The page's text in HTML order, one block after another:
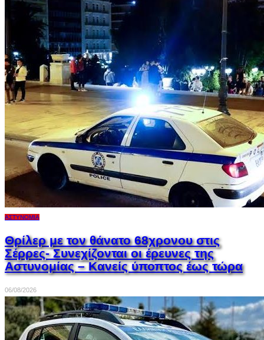
ΑΣΤΥΝΟΜΊΑ
Θρίλερ με τον θάνατο 68χρονου στις
Σέρρες- Συνεχίζονται οι έρευνες της
Αστυνομίας – Κανείς ύποπτος έως τώρα
06/08/2026